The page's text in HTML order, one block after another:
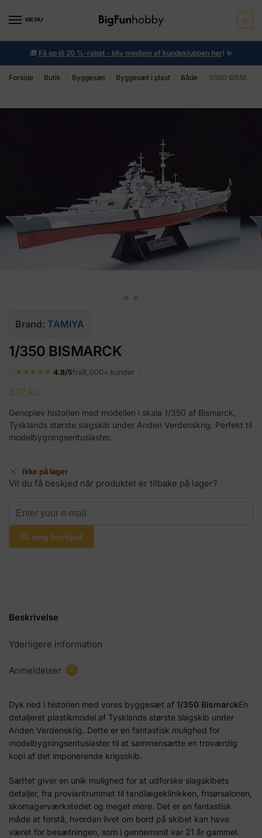
MENU 0
🎁 Få op til 20 %-rabat - bliv medlem af kundeklubben her! ✨
Forside Butik Byggesæt Byggesæt i plast Både 1/350 BISMARCK
Brand: TAMIYA
1/350 BISMARCK
★★★★★ 4.8/5fra8,000+ kunder
537 kr.
Genoplev historien med modellen i skala 1/350 af Bismarck,
Tysklands største slagskib under Anden Verdenskrig. Perfekt til
modelbygningsentusiaster.
Ikke på lager
Vil du få beskjed når produktet er tilbake på lager?
Gi meg beskjed
Beskrivelse
Yderligere information
Anmeldelser 0
Dyk ned i historien med vores byggesæt af 1/350 BismarckEn
detaljeret plastikmodel af Tysklands største slagskib under
Anden Verdenskrig. Dette er en fantastisk mulighed for
modelbygningsentusiaster til at sammensætte en troværdig
kopi af det imponerende krigsskib.
Sættet giver en unik mulighed for at udforske slagskibets
detaljer, fra proviantrummet til tandlægeklinikken, frisørsalonen,
skomagerværkstedet og meget mere. Det er en fantastisk
måde at forstå, hvordan livet om bord på skibet kan have
været for besætningen, som i gennemsnit var 21 år gammel.